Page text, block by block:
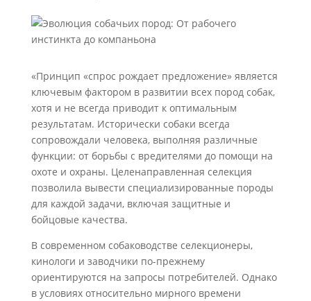
«Принцип «спрос рождает предложение» является
ключевым фактором в развитии всех пород собак,
хотя и не всегда приводит к оптимальным
результатам. Исторически собаки всегда
сопровождали человека, выполняя различные
функции: от борьбы с вредителями до помощи на
охоте и охраны. Целенаправленная селекция
позволила вывести специализированные породы
для каждой задачи, включая защитные и
бойцовые качества.
В современном собаководстве селекционеры,
кинологи и заводчики по-прежнему
ориентируются на запросы потребителей. Однако
в условиях относительно мирного времени